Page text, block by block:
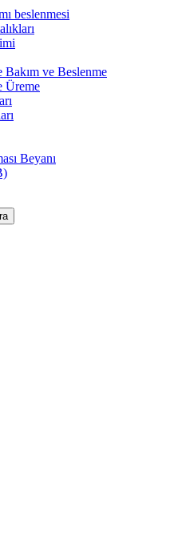
beslenmesi
ve Beslenme
Üreme
Beyanı